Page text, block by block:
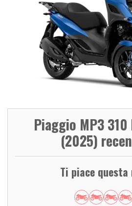
Piaggio MP3
(2025)
Ti piace questa